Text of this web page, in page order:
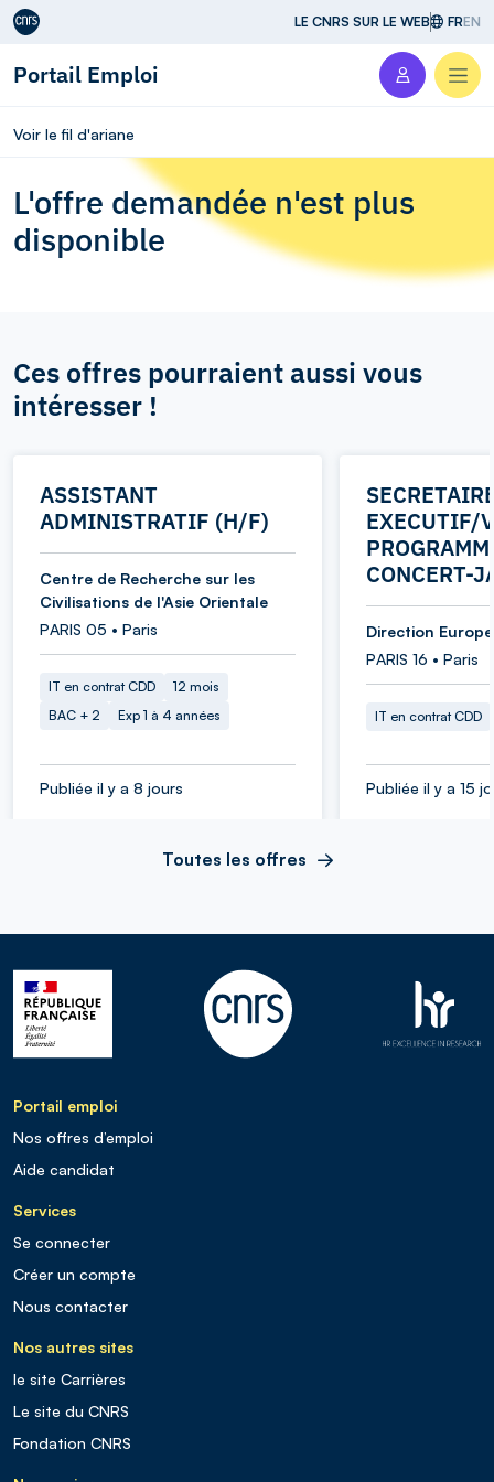
Aller au contenu LE CNRS SUR LE WEB FREN
Portail Emploi
Voir le fil d'ariane
L'offre demandée n'est plus
disponible
Ces offres pourraient aussi vous
intéresser !
ASSISTANT
ADMINISTRATIF (H/F)
Centre de Recherche sur les
Civilisations de l'Asie Orientale
PARIS 05 • Paris
IT en contrat CDD
12 mois
BAC + 2
Exp 1 à 4 années
Publiée il y a 8 jours
EXECUTIF/
CONCERT-
Direction
PARIS 16 • Paris
IT en contrat CDD
Publiée il y a 15
Toutes les offres
Portail emploi
Nos offres d’emploi
Aide candidat
Services
Se connecter
Créer un compte
Nous contacter
Nos autres sites
le site Carrières
Le site du CNRS
Fondation CNRS